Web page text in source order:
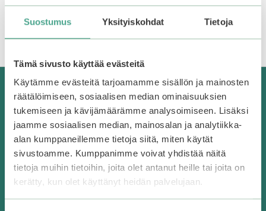
Suostumus Yksityiskohdat Tietoja
Tämä sivusto käyttää evästeitä
Käytämme evästeitä tarjoamamme sisällön ja mainosten
räätälöimiseen, sosiaalisen median ominaisuuksien
tukemiseen ja kävijämäärämme analysoimiseen. Lisäksi
jaamme sosiaalisen median, mainosalan ja analytiikka-
alan kumppaneillemme tietoja siitä, miten käytät
sivustoamme. Kumppanimme voivat yhdistää näitä
tietoja muihin tietoihin, joita olet antanut heille tai joita on
kerätty, kun olet käyttänyt heidän palvelujaan.
Rajaa tuotteita
Korealaista kosmetiikkaa Suomesta
Bearel on vuonna 2016 perustettu, Suomen
ensimmäinen korealaisen kosmetiikan verkkokauppa.
Facebook
Instagram
TikTok